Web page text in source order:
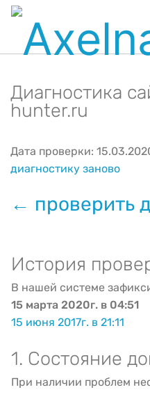
Диагностика
hunter.ru
Дата проверки:
диагностику заново
← проверить
История
В нашей системе
15 марта 2020г. в 04:51
15 июня 2017г. в 21:11
1. Состояние
При наличии проблем